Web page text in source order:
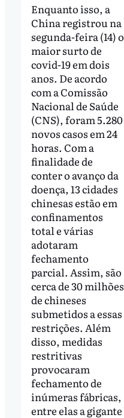
Enquanto isso, a
China registrou na
segunda-feira (14) o
maior surto de
covid-19 em dois
anos. De acordo
com a Comissão
Nacional de Saúde
(CNS), foram 5.280
novos casos em 24
horas. Com a
finalidade de
conter o avanço da
doença, 13 cidades
chinesas estão em
confinamentos
total e várias
adotaram
fechamento
parcial. Assim, são
cerca de 30 milhões
de chineses
submetidos a essas
restrições. Além
disso, medidas
restritivas
provocaram
fechamento de
inúmeras fábricas,
entre elas a gigante